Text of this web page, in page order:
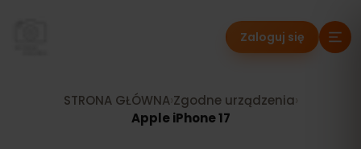
Zaloguj się
STRONA GŁÓWNA› Zgodne urządzenia
Apple iPhone 17